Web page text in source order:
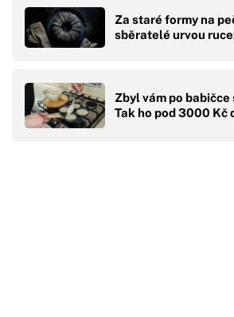
Za staré formy na
sběratelé urvou
Zbyl vám po
Tak ho pod 3000 Kč